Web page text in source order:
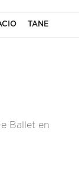
TANE
Ballet en